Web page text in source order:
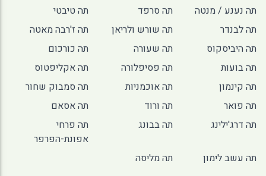
תה נענע / מנטה
תה סרפד
תה טיבטי
תה לבנדר
תה שורש ולריאן
תה ז'רבה מאטה
תה היביסקוס
תה שעורה
תה כורכום
תה בועות
תה פסיפלורה
תה אקליפטוס
תה קינמון
תה אוכמניות
תה סמבוק שחור
תה פואר
תה ורוד
תה אסאם
תה דרג'ילינג
תה בבונג
תה פרחי
אפונת-הפרפר
תה עשב לימון
תה מליסה